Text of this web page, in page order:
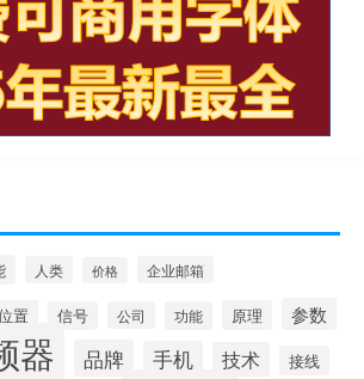
人类 价格 企业邮箱
置 信号 公司 功能 原理 参数
器 品牌 手机 技术 接线